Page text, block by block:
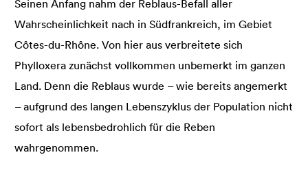
Seinen Anfang nahm der Reblaus-Befall aller
Wahrscheinlichkeit nach in Südfrankreich, im Gebiet
Côtes-du-Rhône. Von hier aus verbreitete sich
Phylloxera zunächst vollkommen unbemerkt im ganzen
Land. Denn die Reblaus wurde – wie bereits angemerkt
– aufgrund des langen Lebenszyklus der Population nicht
sofort als lebensbedrohlich für die Reben
wahrgenommen.